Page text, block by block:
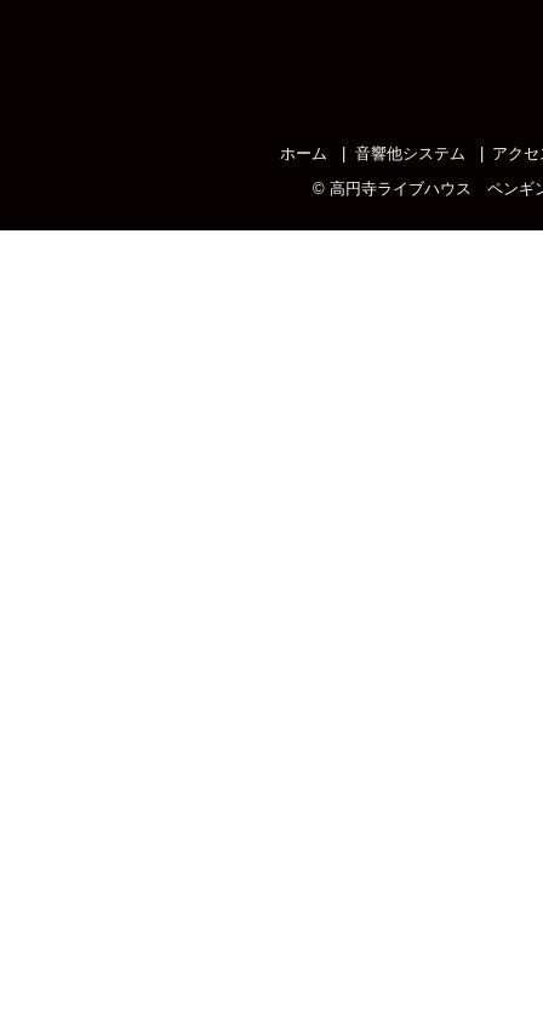
ホーム 音響他システム
アクセ
© 高円寺ライブハウス ペンギ